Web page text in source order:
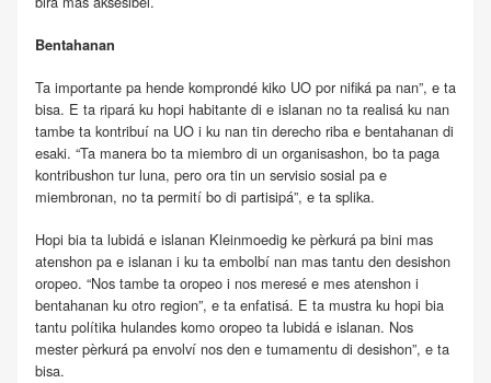
Bentahanan
Ta importante pa hende komprondé kiko UO por nifiká pa nan”, e ta
bisa. E ta ripará ku hopi habitante di e islanan no ta realisá ku nan
tambe ta kontribuí na UO i ku nan tin derecho riba e bentahanan di
esaki. “Ta manera bo ta miembro di un organisashon, bo ta paga
kontribushon tur luna, pero ora tin un servisio sosial pa e
miembronan, no ta permití bo di partisipá”, e ta splika.
Hopi bia ta lubidá e islanan Kleinmoedig ke pèrkurá pa bini mas
atenshon pa e islanan i ku ta embolbí nan mas tantu den desishon
oropeo. “Nos tambe ta oropeo i nos meresé e mes atenshon i
bentahanan ku otro region”, e ta enfatisá. E ta mustra ku hopi bia
tantu polítika hulandes komo oropeo ta lubidá e islanan. Nos
mester pèrkurá pa envolví nos den e tumamentu di desishon”, e ta
bisa.